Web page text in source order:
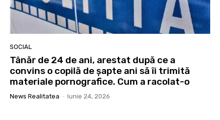
SOCIAL
Tânăr de 24 de ani, arestat după ce a
convins o copilă de șapte ani să îi trimită
materiale pornografice. Cum a racolat-o
News Realitatea - Iunie 24, 2026